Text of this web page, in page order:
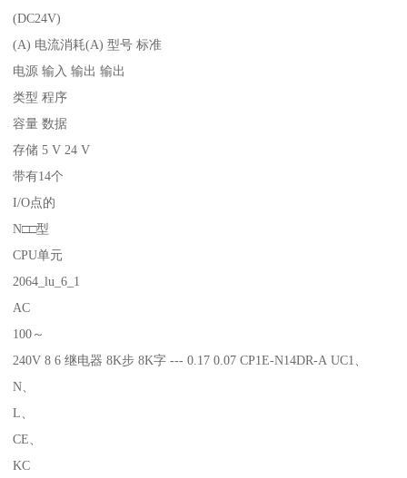
(DC24V)
(A) 电流消耗(A) 型号 标准
电源 输入 输出 输出
类型 程序
容量 数据
存储 5 V 24 V
带有14个
I/O点的
N□□型
CPU单元
2064_lu_6_1
AC
100～
240V 8 6 继电器 8K步 8K字 --- 0.17 0.07 CP1E-N14DR-A UC1、
N、
L、
CE、
KC